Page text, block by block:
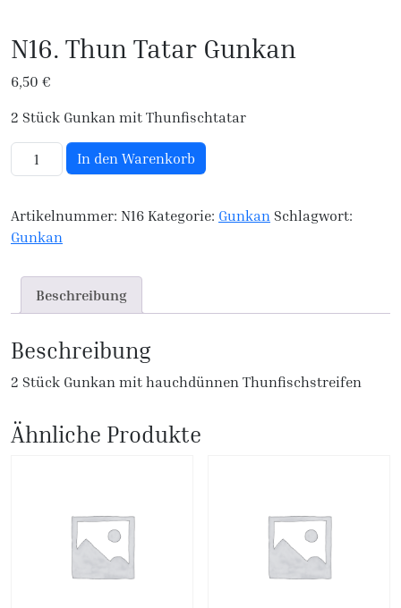
N16. Thun Tatar Gunkan
6,50 €
2 Stück Gunkan mit Thunfischtatar
N16. Thun Tatar Gunkan Menge
In den Warenkorb
Artikelnummer: N16 Kategorie: Gunkan Schlagwort:
Gunkan
Beschreibung
Beschreibung
2 Stück Gunkan mit hauchdünnen Thunfischstreifen
Ähnliche Produkte